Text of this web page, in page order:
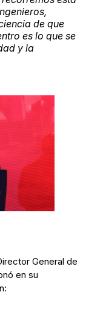
de que
es lo que se
y la
General de
en su